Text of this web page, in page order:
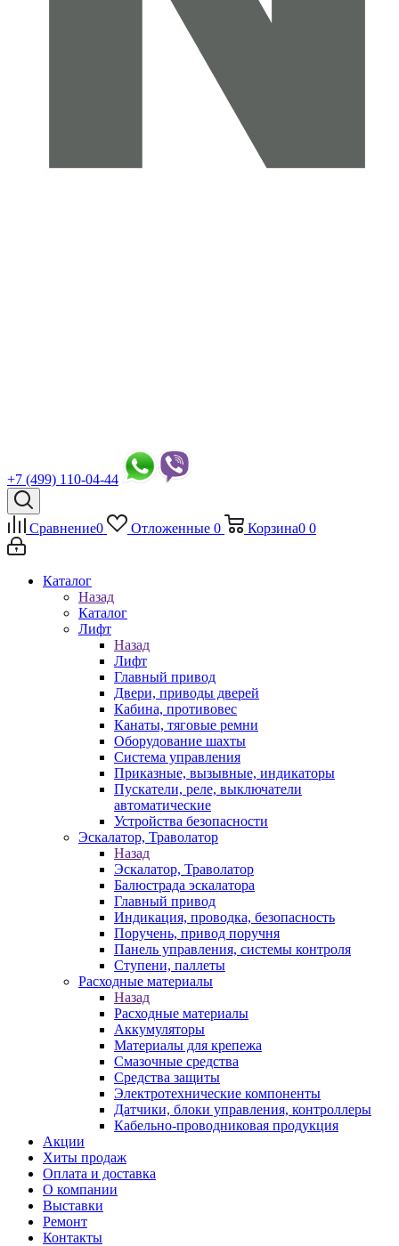
+7 (499) 110-04-44
Сравнение0 Отложенные 0 Корзина0 0
Каталог
Назад
Каталог
Лифт
Назад
Лифт
Главный привод
Двери, приводы дверей
Кабина, противовес
Канаты, тяговые ремни
Оборудование шахты
Система управления
Приказные, вызывные, индикаторы
Пускатели, реле, выключатели
автоматические
Устройства безопасности
Эскалатор, Траволатор
Назад
Эскалатор, Траволатор
Балюстрада эскалатора
Главный привод
Индикация, проводка, безопасность
Поручень, привод поручня
Панель управления, системы контроля
Ступени, паллеты
Расходные материалы
Назад
Расходные материалы
Аккумуляторы
Материалы для крепежа
Смазочные средства
Средства защиты
Электротехнические компоненты
Датчики, блоки управления, контроллеры
Кабельно-проводниковая продукция
Акции
Хиты продаж
Оплата и доставка
О компании
Выставки
Ремонт
Контакты